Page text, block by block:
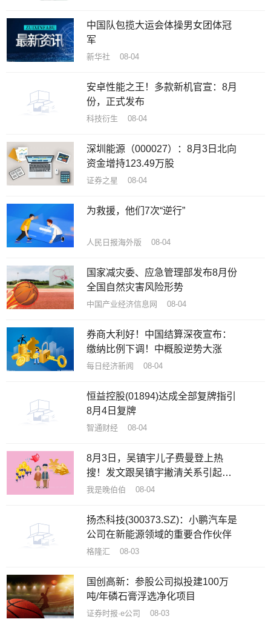
中国队包揽大运会体操男女团体冠
军
新华社 08-04
安卓性能之王！多款新机官宣：8月
份，正式发布
科技衍生 08-04
深圳能源（000027）：8月3日北向
资金增持123.49万股
证券之星 08-04
为救援，他们7次“逆行”
人民日报海外版 08-04
国家减灾委、应急管理部发布8月份
全国自然灾害风险形势
中国产业经济信息网 08-04
券商大利好！中国结算深夜宣布：
缴纳比例下调！中概股逆势大涨
每日经济新闻 08-04
恒益控股(01894)达成全部复牌指引
8月4日复牌
智通财经 08-04
8月3日，吴镇宇儿子费曼登上热
搜！发文跟吴镇宇撇清关系引起热
议
我是晚伯伯 08-04
扬杰科技(300373.SZ)：小鹏汽车是
公司在新能源领域的重要合作伙伴
格隆汇 08-03
国创高新：参股公司拟投建100万
吨/年磷石膏浮选净化项目
证券时报·e公司 08-03